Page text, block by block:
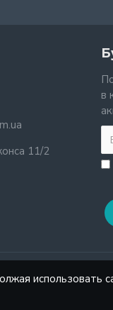
11/2
в
использовать